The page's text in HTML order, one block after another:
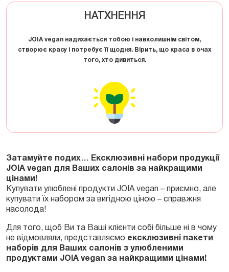
НАТХНЕННЯ
JOIA vegan надихається тобою і навколишнім світом,
створює красу і потребує її щодня. Вірить, що краса в очах
того, хто дивиться.
Затамуйте подих… Ексклюзивні набори продукції
JOIA vegan для Ваших салонів за найкращими
цінами!
Купувати улюблені продукти JOIA vegan – приємно, але
купувати їх набором за вигідною ціною – справжня
насолода!
Для того, щоб Ви та Ваші клієнти собі більше ні в чому
не відмовляли, представляємо ексклюзивні пакети
наборів для Ваших салонів з улюбленими
продуктами JOIA vegan за найкращими цінами!